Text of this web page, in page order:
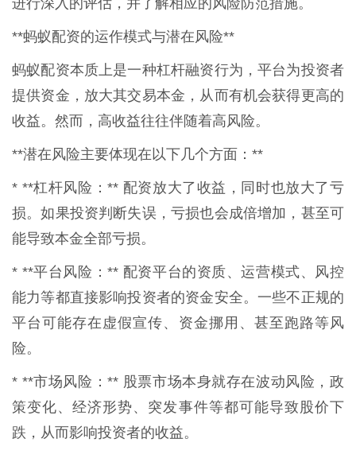
进行深入的评估，并了解相应的风险防范措施。
**蚂蚁配资的运作模式与潜在风险**
蚂蚁配资本质上是一种杠杆融资行为，平台为投资者
提供资金，放大其交易本金，从而有机会获得更高的
收益。然而，高收益往往伴随着高风险。
**潜在风险主要体现在以下几个方面：**
* **杠杆风险：** 配资放大了收益，同时也放大了亏
损。如果投资判断失误，亏损也会成倍增加，甚至可
能导致本金全部亏损。
* **平台风险：** 配资平台的资质、运营模式、风控
能力等都直接影响投资者的资金安全。一些不正规的
平台可能存在虚假宣传、资金挪用、甚至跑路等风
险。
* **市场风险：** 股票市场本身就存在波动风险，政
策变化、经济形势、突发事件等都可能导致股价下
跌，从而影响投资者的收益。